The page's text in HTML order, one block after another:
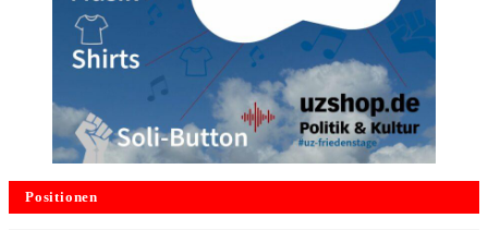
Positionen